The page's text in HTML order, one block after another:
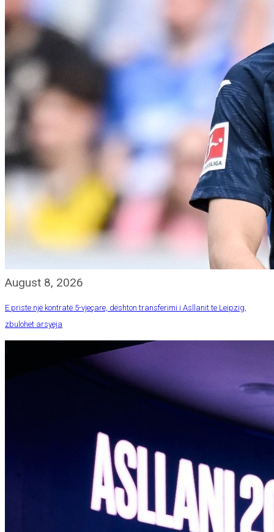
August 8, 2026
E priste një kontratë 5-vjeçare, dështon transferimi i Asllanit te Leipzig,
zbulohet arsyeja